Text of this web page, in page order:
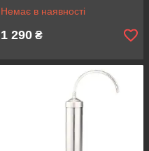
(L-140мм) та гнучким (L-
300мм) наконечниками (2
Немає в наявності
1 290 ₴